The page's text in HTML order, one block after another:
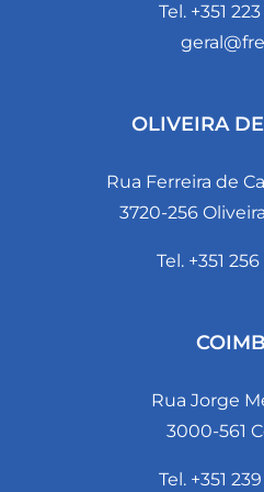
Tel. +351
OLIVEIRA
Rua Ferreira de
3720-256
Tel. +351
Rua Jorge
3000-561
Tel. +351